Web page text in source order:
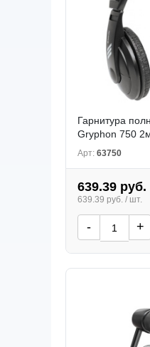
Гарнитура
Gryphon 750
Арт: 63750
639.39 руб.
639.39 руб. / шт.
- +